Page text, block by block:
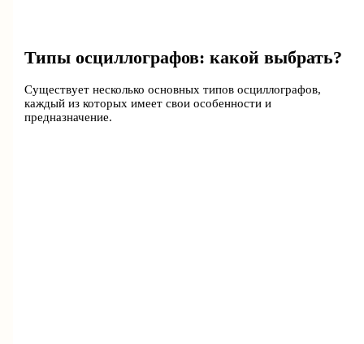
Типы осциллографов: какой выбрать?
Существует несколько основных типов осциллографов,
каждый из которых имеет свои особенности и
предназначение.